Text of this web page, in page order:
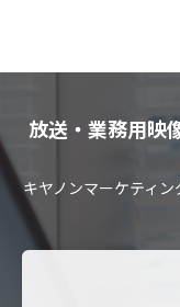
放送・業務用映
キヤノンマーケティ